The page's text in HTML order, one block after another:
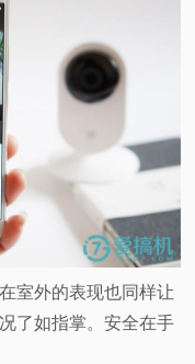
室外的表现也同样让
了如指掌。安全在手